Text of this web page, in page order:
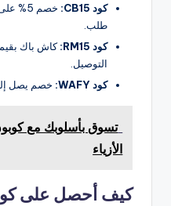
كود CB15:
خصم
طلب.
كود RM15:
التوصيل.
كود WAFY:
خصم يصل إلى 70% على
تسوق بأسلوبك مع
الأزياء
كيف أحصل على